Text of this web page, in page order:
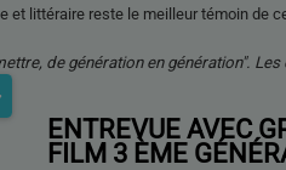
et littéraire reste le meilleur témoin de
de génération en génération".
ENTREVUE AVEC
FILM 3 ÈME